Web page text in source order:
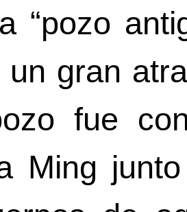
“pozo
un gran
fue
Ming